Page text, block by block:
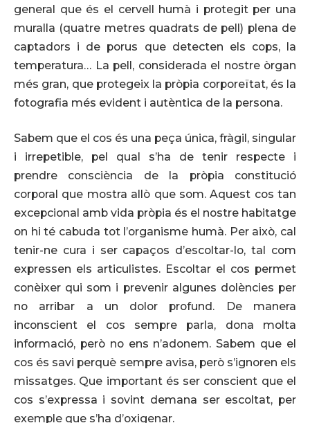
general que és el cervell humà i protegit per una
muralla (quatre metres quadrats de pell) plena de
captadors i de porus que detecten els cops, la
temperatura… La pell, considerada el nostre òrgan
més gran, que protegeix la pròpia corporeïtat, és la
fotografia més evident i autèntica de la persona.
Sabem que el cos és una peça única, fràgil, singular
i irrepetible, pel qual s’ha de tenir respecte i
prendre consciència de la pròpia constitució
corporal que mostra allò que som. Aquest cos tan
excepcional amb vida pròpia és el nostre habitatge
on hi té cabuda tot l’organisme humà. Per això, cal
tenir-ne cura i ser capaços d’escoltar-lo, tal com
expressen els articulistes. Escoltar el cos permet
conèixer qui som i prevenir algunes dolències per
no arribar a un dolor profund. De manera
inconscient el cos sempre parla, dona molta
informació, però no ens n’adonem. Sabem que el
cos és savi perquè sempre avisa, però s’ignoren els
missatges. Que important és ser conscient que el
cos s’expressa i sovint demana ser escoltat, per
exemple que s’ha d’oxigenar.